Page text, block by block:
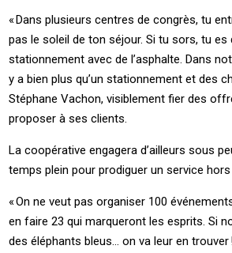
« ­Dans plusieurs centres de congrès, tu
pas le soleil de ton séjour. Si tu sors, tu es
stationnement avec de l’asphalte. Dans
y a bien plus qu’un stationnement et des
Stéphane ­Vachon, visiblement fier des
proposer à ses clients.
La coopérative engagera d’ailleurs sous
temps plein pour prodiguer un service hors
« ­On ne veut pas organiser 100
en faire 23 qui marqueront les esprits. Si
des éléphants bleus… on va leur en trouver